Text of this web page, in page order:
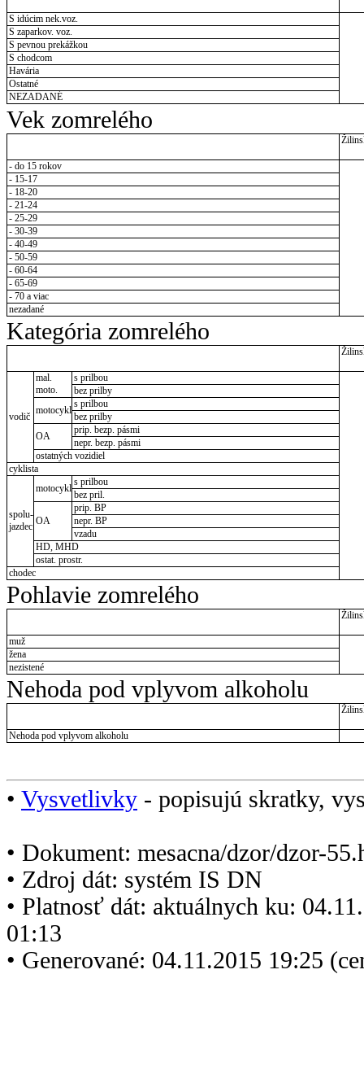
S idúcim nek.voz.
S zaparkov. voz.
S pevnou prekážkou
S chodcom
Havária
Ostatné
NEZADANÉ
Vek zomrelého
- do 15 rokov
- 15-17
- 18-20
- 21-24
- 25-29
- 30-39
- 40-49
- 50-59
- 60-64
- 65-69
- 70 a viac
nezadané
Kategória zomrelého
vodič
mal.
moto.
s prilbou
bez prilby
motocykl
s prilbou
bez prilby
OA
prip. bezp. pásmi
nepr. bezp. pásmi
ostatných vozidiel
cyklista
spolu-
jazdec
motocykl
s prilbou
bez pril.
OA
prip. BP
nepr. BP
vzadu
HD, MHD
ostat. prostr.
chodec
Pohlavie zomrelého
muž
žena
nezistené
Nehoda pod vplyvom alkoholu
Nehoda pod vplyvom alkoholu
• Vysvetlivky - popisujú skratky,
• Dokument: mesacna/dzor/dzor-
• Zdroj dát: systém IS DN
• Platnosť dát: aktuálnych ku:
01:13
• Generované: 04.11.2015 19:25